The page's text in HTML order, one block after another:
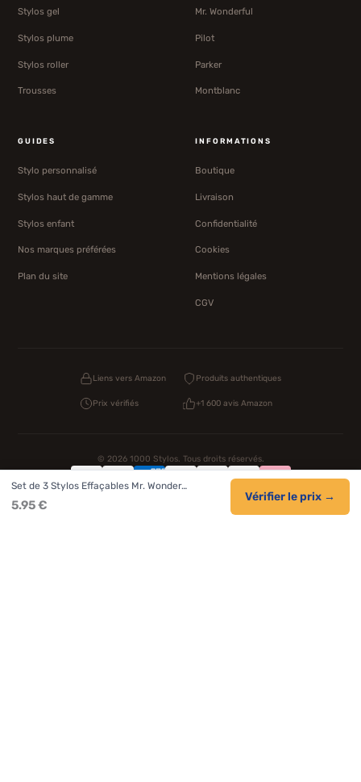
Stylos gel
Stylos plume
Stylos roller
Trousses
Mr. Wonderful
Pilot
Parker
Montblanc
GUIDES
Stylo personnalisé
Stylos haut de gamme
Stylos enfant
Nos marques préférées
Plan du site
INFORMATIONS
Boutique
Livraison
Confidentialité
Cookies
Mentions légales
CGV
Liens vers Amazon Produits authentiques
Prix vérifiés +1 600 avis Amazon
© 2026 1000 Stylos. Tous droits réservés.
Cookies
Set de 3 Stylos Effaçables Mr. Wonder…
5.95 €
Vérifier le prix →